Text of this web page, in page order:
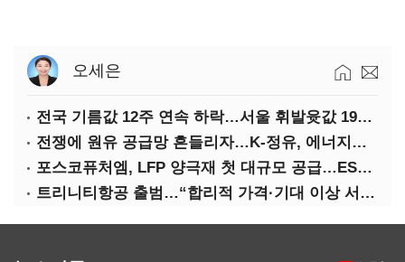
오세은
전국 기름값 12주 연속 하락…서울 휘발윳값 1909원
전쟁에 원유 공급망 흔들리자…K-정유, 에너지안보 핵심으로 재부상
포스코퓨처엠, LFP 양극재 첫 대규모 공급…ESS 시장 공략
트리니티항공 출범…“합리적 가격·기대 이상 서비스로 승부”